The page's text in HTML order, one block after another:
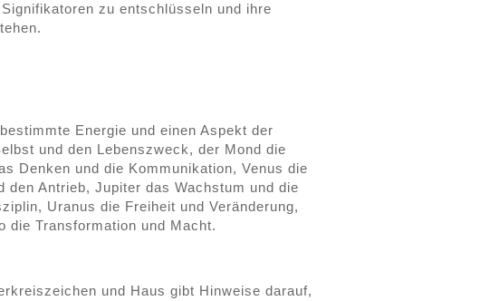
zu entschlüsseln und ihre
Energie und einen Aspekt der
und den Lebenszweck, der Mond die
Denken und die Kommunikation, Venus die
den Antrieb, Jupiter das Wachstum und die
Uranus die Freiheit und Veränderung,
die Transformation und Macht.
und Haus gibt Hinweise darauf,